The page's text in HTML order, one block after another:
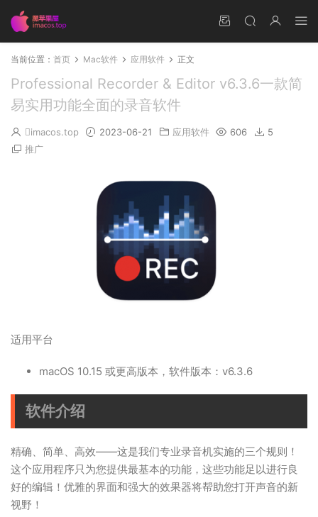
当前位置： 首页 Mac软件 应用软件 正文
Professional Recorder & Editor v6.3.6一款简
易实用功能全面的录音软件
imacos.top 2023-06-21 应用软件 606
5
推广
适用平台
macOS 10.15 或更高版本，软件版本：v6.3.6
软件介绍
精确、简单、高效——这是我们专业录音机实施的三个规则！
这个应用程序只为您提供最基本的功能，这些功能足以进行良
好的编辑！优雅的界面和强大的效果器将帮助您打开声音的新
视野！